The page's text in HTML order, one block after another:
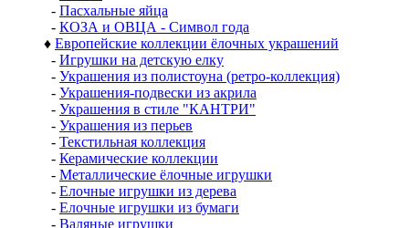
- Пасхальные яйца
- КОЗА и ОВЦА - Символ года
♦ Европейские коллекции ёлочных украшений
- Игрушки на детскую елку
- Украшения из полистоуна (ретро-коллекция)
- Украшения-подвески из акрила
- Украшения в стиле "КАНТРИ"
- Украшения из перьев
- Текстильная коллекция
- Керамические коллекции
- Металлические ёлочные игрушки
- Елочные игрушки из дерева
- Елочные игрушки из бумаги
- Валяные игрушки